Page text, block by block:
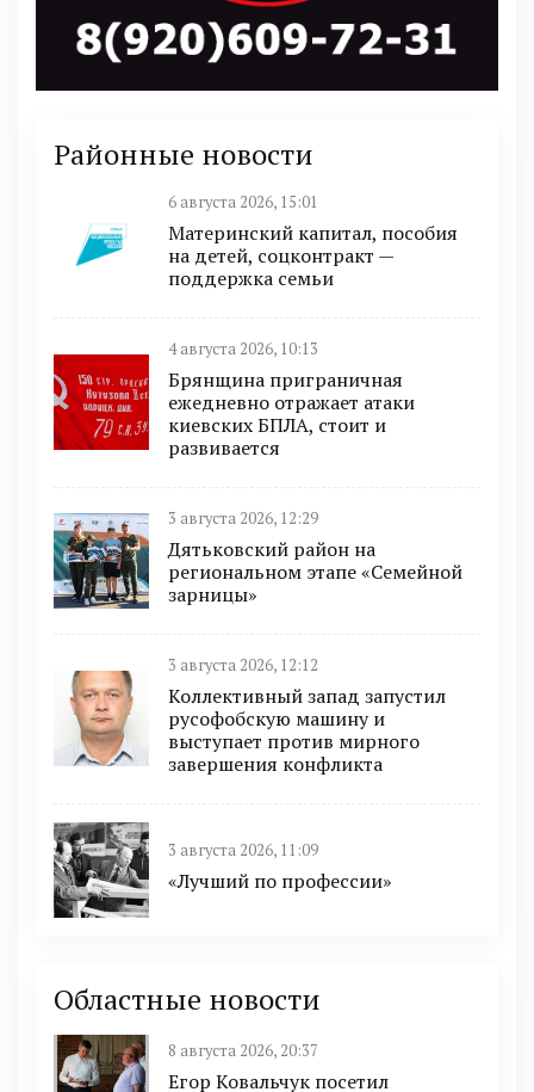
Районные новости
6 августа 2026, 15:01
Материнский капитал, пособия
на детей, соцконтракт —
поддержка семьи
4 августа 2026, 10:13
Брянщина приграничная
ежедневно отражает атаки
киевских БПЛА, стоит и
развивается
3 августа 2026, 12:29
Дятьковский район на
региональном этапе «Семейной
зарницы»
3 августа 2026, 12:12
Коллективный запад запустил
русофобскую машину и
выступает против мирного
завершения конфликта
3 августа 2026, 11:09
«Лучший по профессии»
Областные новости
8 августа 2026, 20:37
Егор Ковальчук посетил